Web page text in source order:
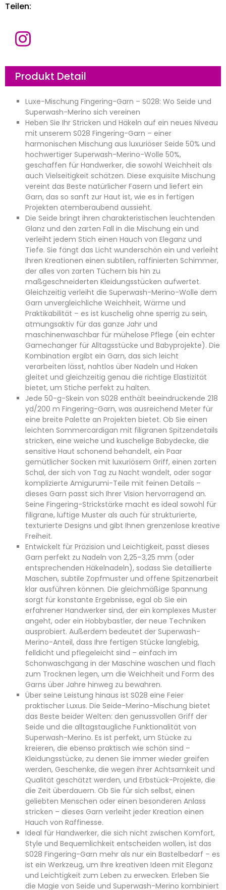
E
-
M
l
*
n
t
r
n
h
m
n
N
a
h
r
c
h
*
jetzt einreichen
Teilen:
Produkt Detail
Luxe-Mischung Fingering-Garn – S028: Wo Seide und
Superwash-Merino sich vereinen
Heben Sie Ihr Stricken und Häkeln auf ein neues Niveau
mit unserem S028 Fingering-Garn – einer
harmonischen Mischung aus luxuriöser Seide 50% und
hochwertiger Superwash-Merino-Wolle 50%,
geschaffen für Handwerker, die sowohl Weichheit als
auch Vielseitigkeit schätzen. Diese exquisite Mischung
vereint das Beste natürlicher Fasern und liefert ein
Garn, das so sanft zur Haut ist, wie es in fertigen
Projekten atemberaubend aussieht.
Die Seide bringt ihren charakteristischen leuchtenden
Glanz und den zarten Fall in die Mischung ein und
verleiht jedem Stich einen Hauch von Eleganz und
Tiefe. Sie fängt das Licht wunderschön ein und verleiht
Ihren Kreationen einen subtilen, raffinierten Schimmer,
der alles von zarten Tüchern bis hin zu
maßgeschneiderten Kleidungsstücken aufwertet.
Gleichzeitig verleiht die Superwash-Merino-Wolle dem
Garn unvergleichliche Weichheit, Wärme und
Praktikabilität – es ist kuschelig ohne sperrig zu sein,
atmungsaktiv für das ganze Jahr und
maschinenwaschbar für mühelose Pflege (ein echter
Gamechanger für Alltagsstücke und Babyprojekte). Die
Kombination ergibt ein Garn, das sich leicht
verarbeiten lässt, nahtlos über Nadeln und Haken
gleitet und gleichzeitig genau die richtige Elastizität
bietet, um Stiche perfekt zu halten.
Jede 50-g-Skein von S028 enthält beeindruckende 218
yd/200 m Fingering-Garn, was ausreichend Meter für
eine breite Palette an Projekten bietet. Ob Sie einen
leichten Sommercardigan mit filigranen Spitzendetails
stricken, eine weiche und kuschelige Babydecke, die
sensitive Haut schonend behandelt, ein Paar
gemütlicher Socken mit luxuriösem Griff, einen zarten
Schal, der sich von Tag zu Nacht wandelt, oder sogar
komplizierte Amigurumi-Teile mit feinen Details –
dieses Garn passt sich Ihrer Vision hervorragend an.
Seine Fingering-Strickstärke macht es ideal sowohl für
filigrane, luftige Muster als auch für strukturierte,
texturierte Designs und gibt Ihnen grenzenlose kreative
Freiheit.
Entwickelt für Präzision und Leichtigkeit, passt dieses
Garn perfekt zu Nadeln von 2,25–3,25 mm (oder
entsprechenden Häkelnadeln), sodass Sie detaillierte
Maschen, subtile Zopfmuster und offene Spitzenarbeit
klar ausführen können. Die gleichmäßige Spannung
sorgt für konstante Ergebnisse, egal ob Sie ein
erfahrener Handwerker sind, der ein komplexes Muster
angeht, oder ein Hobbybastler, der neue Techniken
ausprobiert. Außerdem bedeutet der Superwash-
Merino-Anteil, dass Ihre fertigen Stücke langlebig,
felldicht und pflegeleicht sind – einfach im
Schonwaschgang in der Maschine waschen und flach
zum Trocknen legen, um die Weichheit und Form des
Garns über Jahre hinweg zu bewahren.
Über seine Leistung hinaus ist S028 eine Feier
praktischer Luxus. Die Seide-Merino-Mischung bietet
das Beste beider Welten: den genussvollen Griff der
Seide und die alltagstaugliche Funktionalität von
Superwash-Merino. Es ist perfekt, um Stücke zu
kreieren, die ebenso praktisch wie schön sind –
Kleidungsstücke, zu denen Sie immer wieder greifen
werden, Geschenke, die wegen ihrer Achtsamkeit und
Qualität geschätzt werden, und Erbstück-Projekte, die
die Zeit überdauern. Ob Sie für sich selbst, einen
geliebten Menschen oder einen besonderen Anlass
stricken – dieses Garn verleiht jeder Kreation einen
Hauch von Raffinesse.
Ideal für Handwerker, die sich nicht zwischen Komfort,
Style und Bequemlichkeit entscheiden wollen, ist das
S028 Fingering-Garn mehr als nur ein Bastelbedarf – es
ist ein Werkzeug, um Ihre kreativen Ideen mit Eleganz
und Leichtigkeit zum Leben zu erwecken. Erleben Sie
die Magie von Seide und Superwash-Merino kombiniert